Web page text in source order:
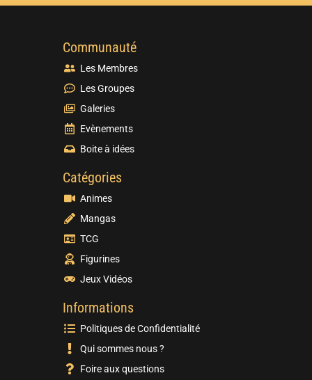
Communauté
Les Membres
Les Groupes
Galeries
Evènements
Boite à idées
Catégories
Animes
Mangas
TCG
Figurines
Jeux Vidéos
Informations
Politiques de Confidentialité
Qui sommes nous ?
Foire aux questions